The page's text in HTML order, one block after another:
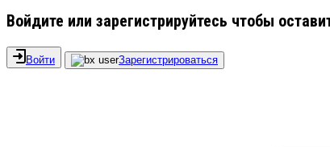
Войдите или зарегистрируйтесь чтобы
Войти Зарегистрироваться